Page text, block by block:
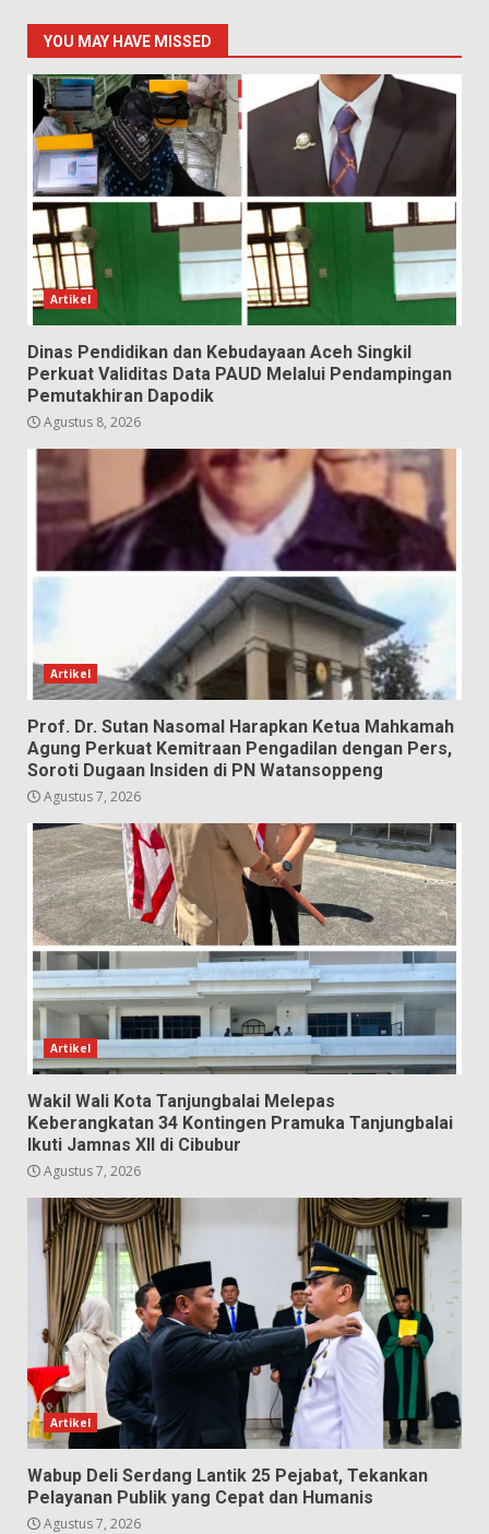
YOU MAY HAVE MISSED
Artikel
Dinas Pendidikan dan Kebudayaan Aceh Singkil
Perkuat Validitas Data PAUD Melalui Pendampingan
Pemutakhiran Dapodik
Agustus 8, 2026
Artikel
Prof. Dr. Sutan Nasomal Harapkan Ketua Mahkamah
Agung Perkuat Kemitraan Pengadilan dengan Pers,
Soroti Dugaan Insiden di PN Watansoppeng
Agustus 7, 2026
Artikel
Wakil Wali Kota Tanjungbalai Melepas
Keberangkatan 34 Kontingen Pramuka Tanjungbalai
Ikuti Jamnas XII di Cibubur
Agustus 7, 2026
Artikel
Wabup Deli Serdang Lantik 25 Pejabat, Tekankan
Pelayanan Publik yang Cepat dan Humanis
Agustus 7, 2026